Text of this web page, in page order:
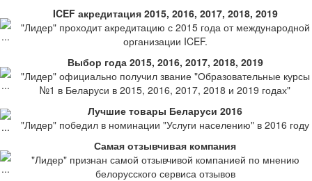
ICEF акредитация 2015, 2016, 2017, 2018, 2019
"Лидер" проходит акредитацию с 2015 года от международной
организации ICEF.
Выбор года 2015, 2016, 2017, 2018, 2019
"Лидер" официально получил звание "Образовательные курсы
№1 в Беларуси в 2015, 2016, 2017, 2018 и 2019 годах"
Лучшие товары Беларуси 2016
"Лидер" победил в номинации "Услуги населению" в 2016 году
Самая отзывчивая компания
"Лидер" признан самой отзывчивой компанией по мнению
белорусского сервиса отзывов